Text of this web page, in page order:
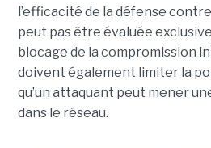
l’efficacité de la défense
peut pas être évaluée
blocage de la compromission
doivent également limiter la
qu’un attaquant peut mener
dans le réseau.